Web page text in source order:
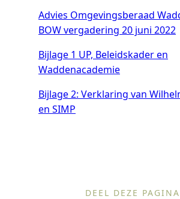
Advies Omgevingsberaad
BOW vergadering 20 juni 2022
Bijlage 1 UP, Beleidskader en
Waddenacademie
Bijlage 2: Verklaring van
en SIMP
DEEL DEZE